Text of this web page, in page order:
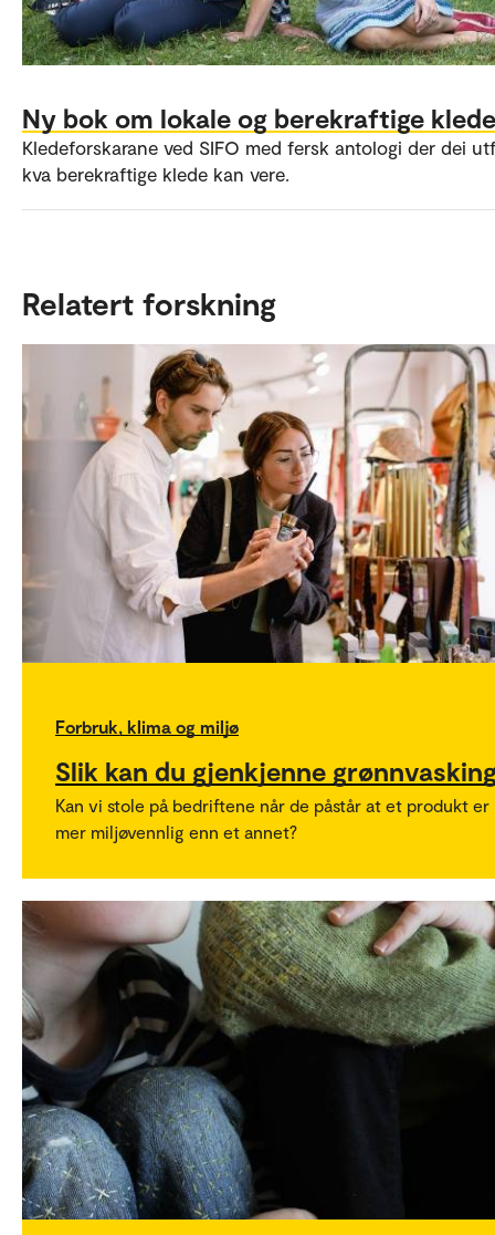
Ny bok om lokale og berekraftige klede
Kledeforskarane ved SIFO med fersk antologi der dei
kva berekraftige klede kan vere.
Relatert forskning
Forbruk, klima og miljø
Slik kan du gjenkjenne
Kan vi stole på bedriftene når de påstår at et produkt er
mer miljøvennlig enn et annet?